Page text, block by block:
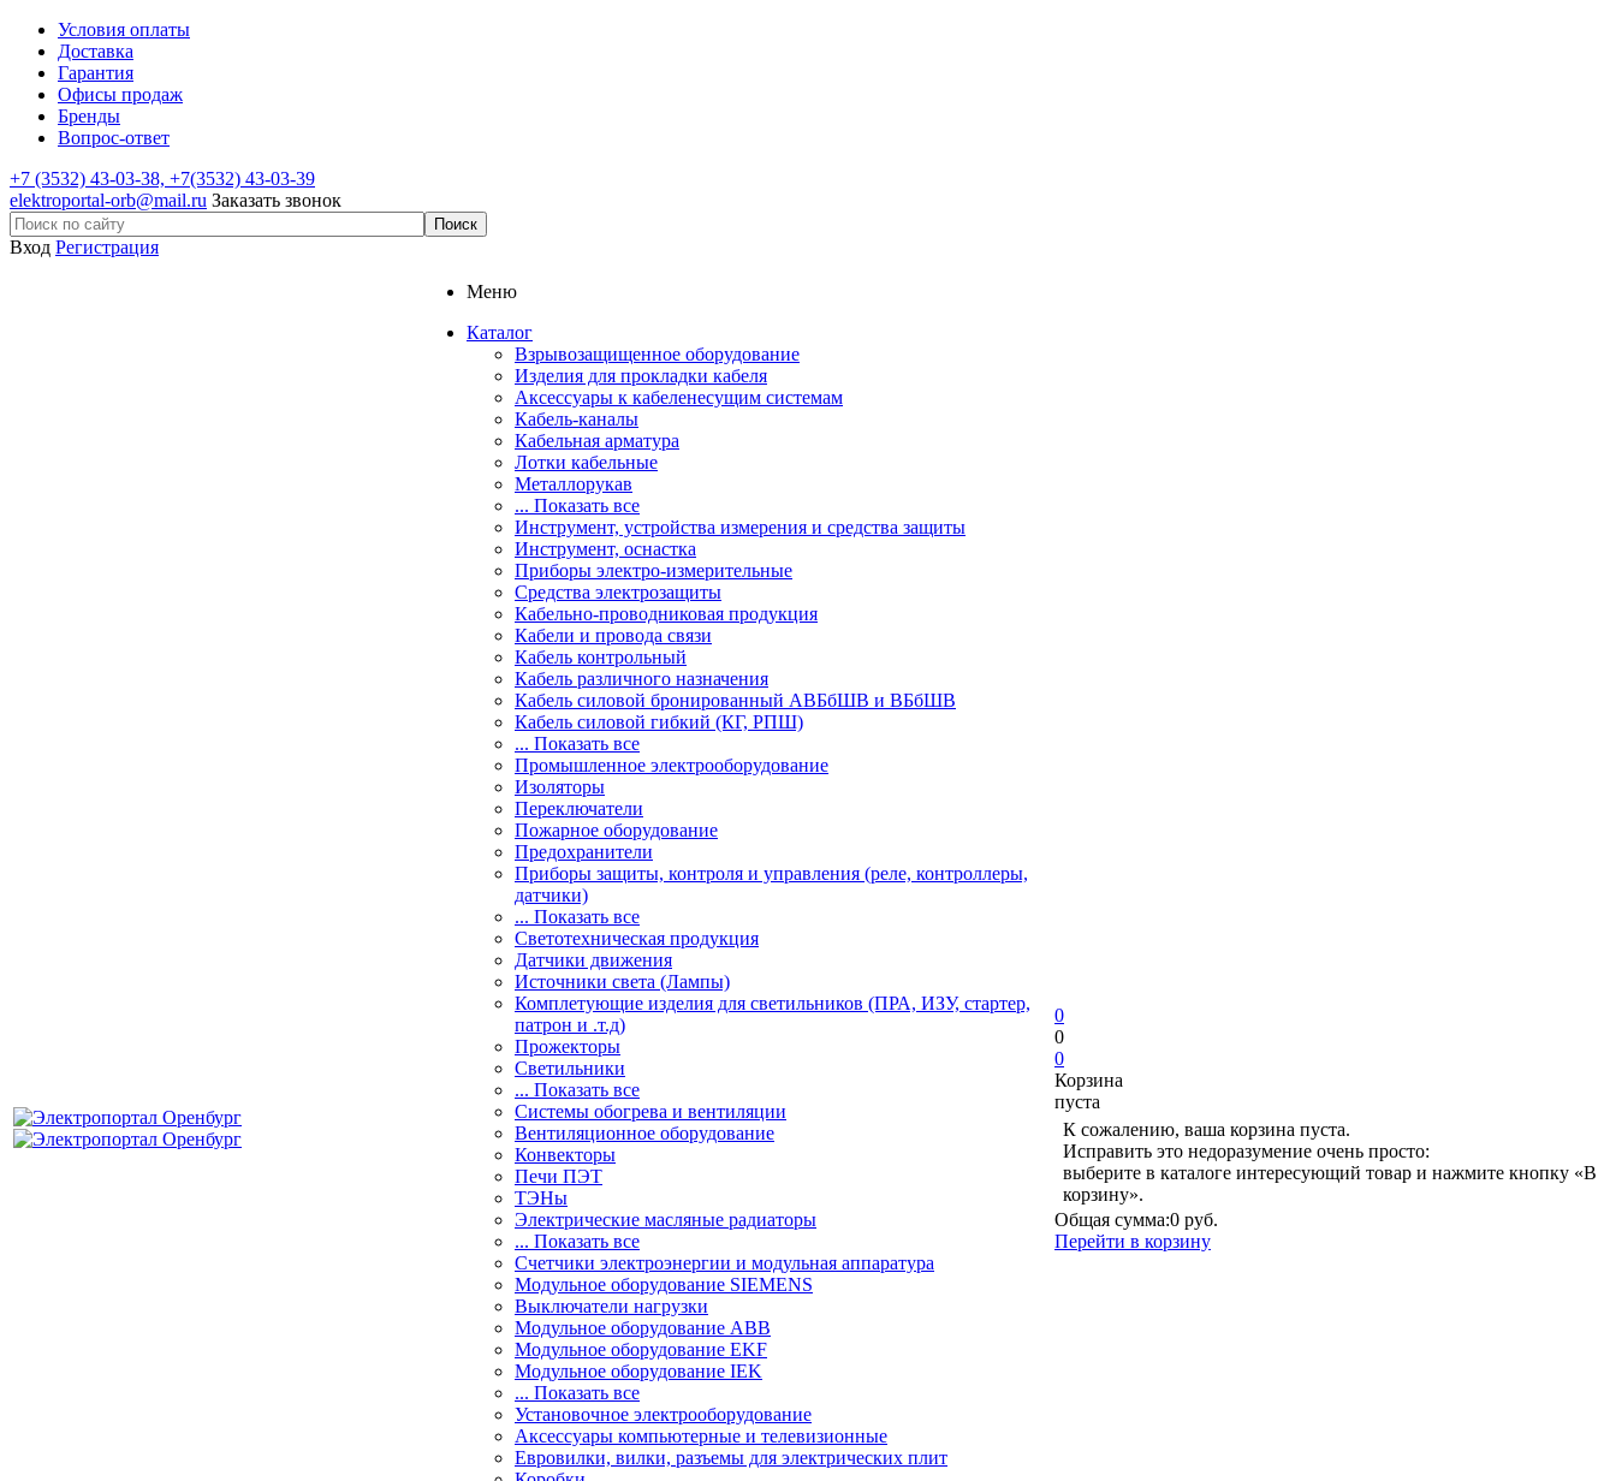
Условия оплаты
Доставка
Гарантия
Офисы продаж
Бренды
Вопрос-ответ
+7 (3532) 43-03-38, +7(3532) 43-03-39
elektroportal-orb@mail.ru Заказать звонок
Вход Регистрация
Меню
Каталог
Взрывозащищенное оборудование
Изделия для прокладки кабеля
Аксессуары к кабеленесущим системам
Кабель-каналы
Кабельная арматура
Лотки кабельные
Металлорукав
... Показать все
Инструмент, устройства измерения и средства защиты
Инструмент, оснастка
Приборы электро-измерительные
Средства электрозащиты
Кабельно-проводниковая продукция
Кабели и провода связи
Кабель контрольный
Кабель различного назначения
Кабель силовой бронированный АВБбШВ и ВБбШВ
Кабель силовой гибкий (КГ, РПШ)
... Показать все
Промышленное электрооборудование
Изоляторы
Переключатели
Пожарное оборудование
Предохранители
Приборы защиты, контроля и управления (реле, контроллеры,
датчики)
... Показать все
Светотехническая продукция
Датчики движения
Источники света (Лампы)
Комплетующие изделия для светильников (ПРА, ИЗУ, стартер,
патрон и .т.д)
Прожекторы
Светильники
... Показать все
Системы обогрева и вентиляции
Вентиляционное оборудование
Конвекторы
Печи ПЭТ
ТЭНы
Электрические масляные радиаторы
... Показать все
Счетчики электроэнергии и модульная аппаратура
Модульное оборудование SIEMENS
Выключатели нагрузки
Модульное оборудование ABB
Модульное оборудование EKF
Модульное оборудование IEK
... Показать все
Установочное электрооборудование
Аксессуары компьютерные и телевизионные
Евровилки, вилки, разъемы для электрических плит
0
0
0
Корзина
пуста
К сожалению, ваша корзина пуста.
Исправить это недоразумение очень просто:
выберите в каталоге интересующий товар и нажмите кнопку «В
корзину».
Общая сумма:0 руб.
Перейти в корзину